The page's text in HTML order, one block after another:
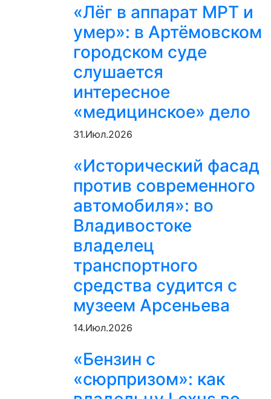
«Лёг в аппарат МРТ и
умер»: в Артёмовском
городском суде
слушается
интересное
«медицинское» дело
31.Июл.2026
«Исторический фасад
против современного
автомобиля»: во
Владивостоке
владелец
транспортного
средства судится с
музеем Арсеньева
14.Июл.2026
«Бензин с
«сюрпризом»: как